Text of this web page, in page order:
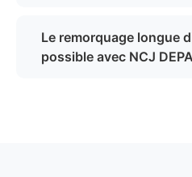
Le remorquage longue
possible avec NCJ